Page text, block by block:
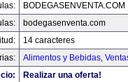
BODEGASENVENTA.COM
bodegasenventa.com
14 caracteres
Alimentos y Bebidas,
Realizar una oferta!